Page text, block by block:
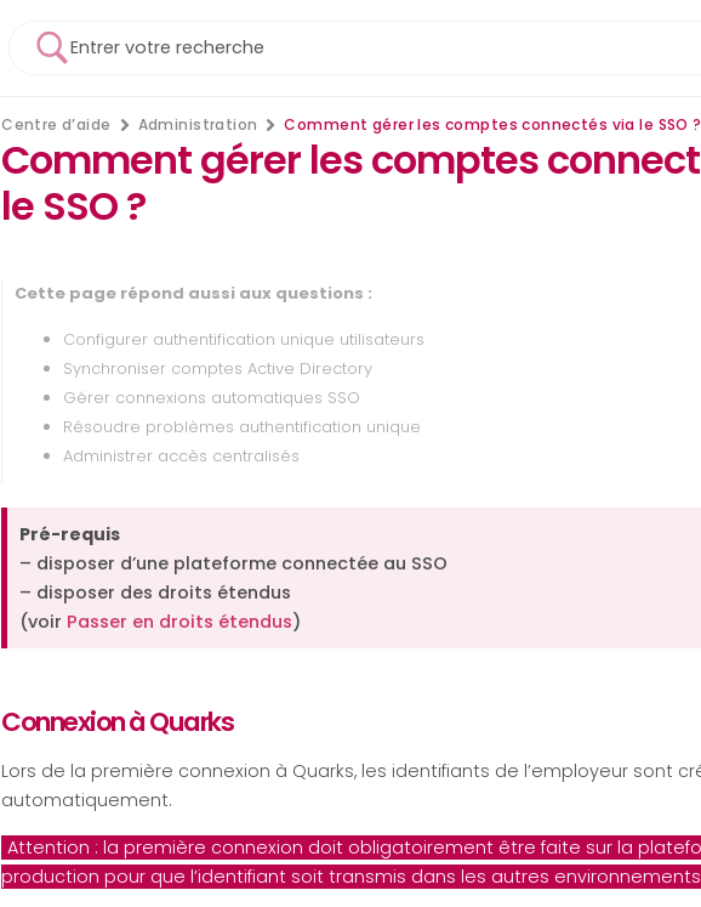
Centre d’aide Administration Comment gérer les comptes connectés via le SSO ?
Comment gérer les comptes
le SSO ?
Cette page répond aussi aux questions :
Configurer authentification unique utilisateurs
Synchroniser comptes Active Directory
Gérer connexions automatiques SSO
Résoudre problèmes authentification unique
Administrer accès centralisés
Pré-requis
– disposer d’une plateforme connectée au SSO
– disposer des droits étendus
(voir Passer en droits étendus)
Connexion à Quarks
Lors de la première connexion à Quarks, les identifiants de l’employeur sont
automatiquement.
Attention : la première connexion doit obligatoirement être faite sur la
production pour que l’identifiant soit transmis dans les autres